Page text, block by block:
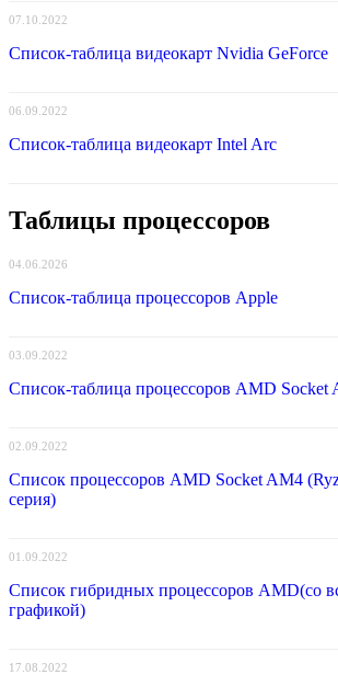
07.10.2022
Список-таблица видеокарт Nvidia GeForce
06.09.2022
Список-таблица видеокарт Intel Arc
Таблицы процессоров
04.06.2026
Список-таблица процессоров Apple
03.09.2022
Список-таблица процессоров AMD Socket
02.09.2022
Список процессоров AMD Socket AM4
серия)
01.09.2022
Список гибридных процессоров AMD(со
графикой)
17.08.2022